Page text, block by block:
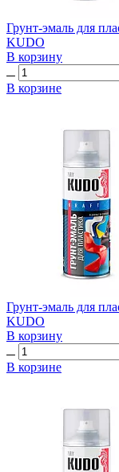
Грунт-эмаль для
KUDO
В корзину
В корзине
Грунт-эмаль для
KUDO
В корзину
В корзине